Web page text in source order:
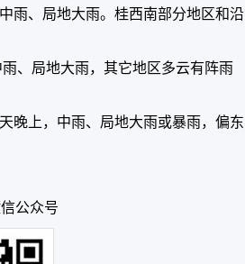
雨、局地大雨。桂西南部分地区和沿
、局地大雨，其它地区多云有阵雨
晚上，中雨、局地大雨或暴雨，偏东
公众号